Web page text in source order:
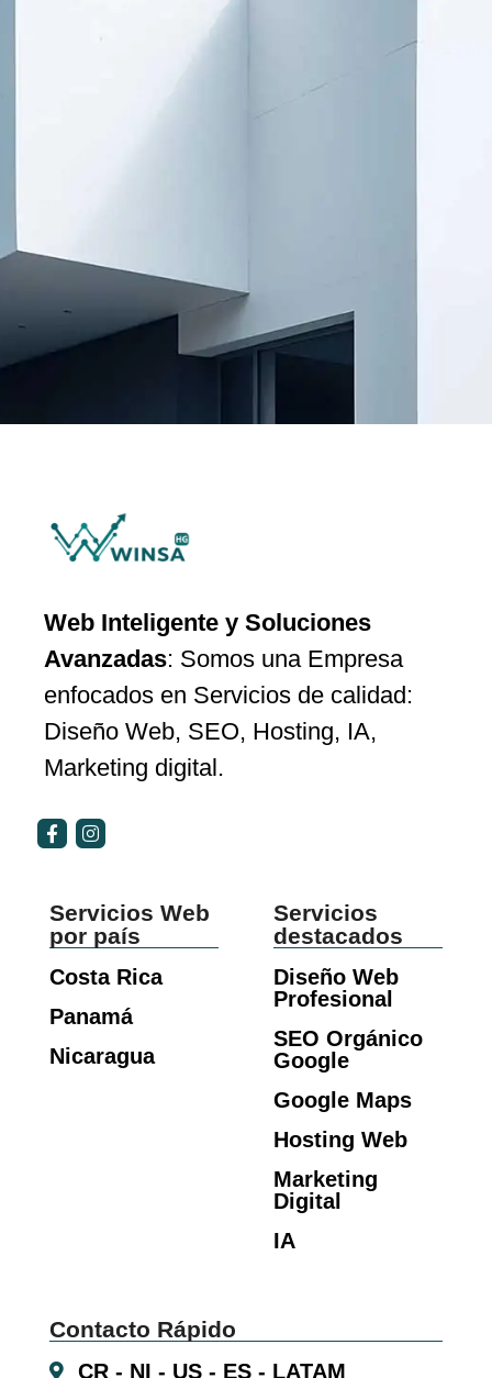
Web Inteligente y Soluciones
Avanzadas: Somos una Empresa
enfocados en Servicios de calidad:
Diseño Web, SEO, Hosting, IA,
Marketing digital.
Servicios Web
por país
Costa Rica
Panamá
Nicaragua
Servicios
destacados
Diseño Web
Profesional
SEO Orgánico
Google
Google Maps
Hosting Web
Marketing
Digital
IA
Contacto Rápido
CR - NI - US - ES - LATAM